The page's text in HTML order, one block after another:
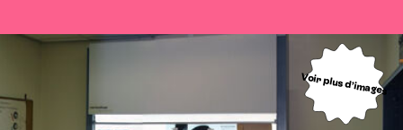
Voir plus d’images